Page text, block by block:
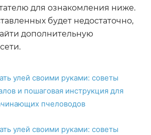
для ознакомления ниже.
будет недостаточно,
дополнительную